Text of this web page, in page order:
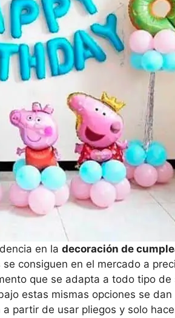
en la decoración de
consiguen en el mercado a
que se adapta a todo tipo de
estas mismas opciones se dan
partir de usar pliegos y solo